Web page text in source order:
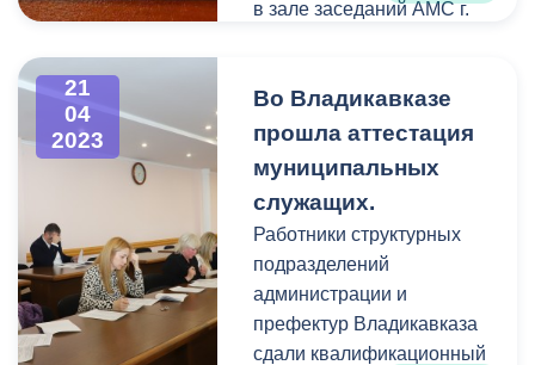
в зале заседаний АМС г.
чемпионы мира Заур
Айларов и Ибрагим
Владикавказа Тимур
Кубатаев и заместитель
руководителя управления
образования Арсен
Корнаев.
21
04
2023
Во Владикавказе
прошла аттестация
муниципальных
служащих.
Работники структурных
подразделений
администрации и
префектур Владикавказа
сдали квалификационный